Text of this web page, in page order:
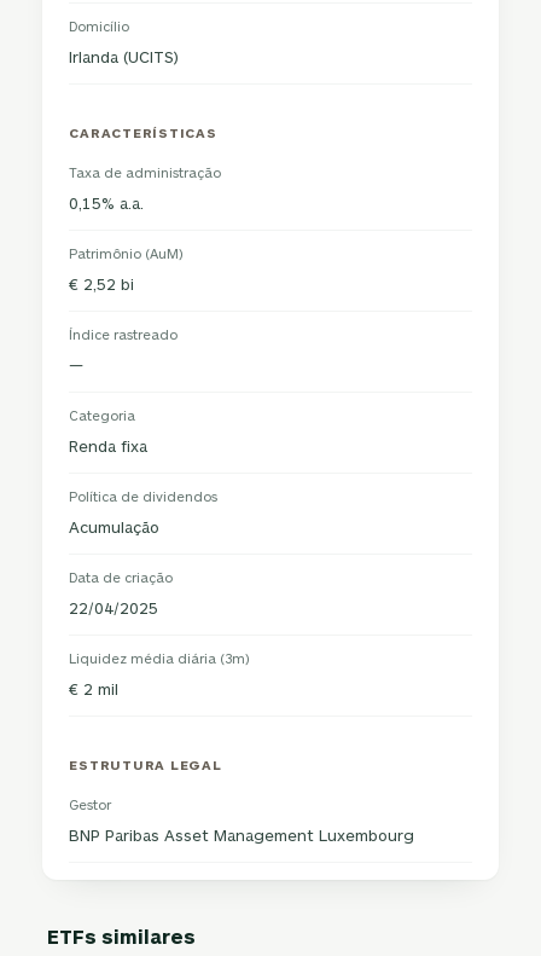
Domicílio
Irlanda (UCITS)
CARACTERÍSTICAS
Taxa de administração
0,15% a.a.
Patrimônio (AuM)
€ 2,52 bi
Índice rastreado
—
Categoria
Renda fixa
Política de dividendos
Acumulação
Data de criação
22/04/2025
Liquidez média diária (3m)
€ 2 mil
ESTRUTURA LEGAL
Gestor
BNP Paribas Asset Management Luxembourg
ETFs similares